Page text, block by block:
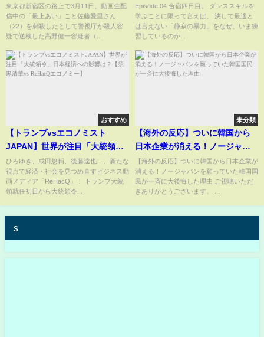
る「Ｙ」という人物とも深刻な
トラブルを抱えていたことがわ
かった
東京都新宿区の路上で3月11日、動画生配
信中の「最上あい」こと佐藤愛里さん
（22）を刺殺したとして警視庁が殺人容
疑で送検した高野健一容疑者（...
ちに、できることー』Episode
04
Episode 04 合宿四日目。 ダンススキルを
学ぶことに限って言えば、 決して最適と
は言えない「静寂の暴力」をなぜ、いま練
習しているのか...
おすすめ
【トランプvsエコノミスト
JAPAN】世界が注目「大統領
令」日本経済への影響は？【須
黒清華vs ReHacQエコノミー】
ひろゆき、成田悠輔、後藤達也…、新たな
視点で経済・社会を見つめ直すビジネス動
画メディア「ReHacQ」！ トランプ大統
領就任初日から大統領令...
未分類
【海外の反応】ついに韓国から
日本企業が消える！ノージャパ
ンを願っていた韓国国民が一斉
に大後悔した理由
【海外の反応】ついに韓国から日本企業が
消える！ノージャパンを願っていた韓国国
民が一斉に大後悔した理由 ご視聴いただ
きありがとうございます。 ...
s